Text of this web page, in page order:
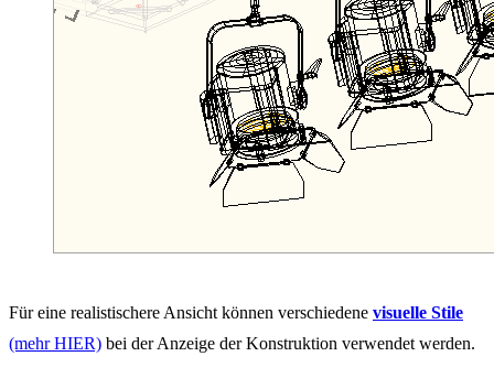
Für eine realistischere Ansicht können verschiedene visuelle Stile
(mehr HIER) bei der Anzeige der Konstruktion verwendet werden.